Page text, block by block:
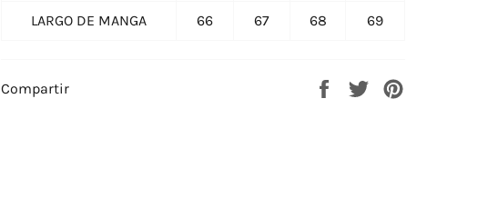
LARGO DE MANGA 66 67 68 69
Compartir
Compartir
Tuitear